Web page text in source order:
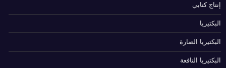
إنتاج كتابي
البكتيريا
البكتيريا الضارة
البكتيريا النافعة